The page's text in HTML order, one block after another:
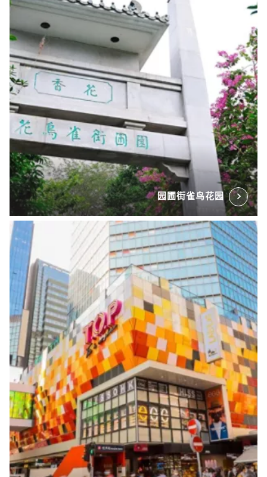
园圃街雀鸟花园